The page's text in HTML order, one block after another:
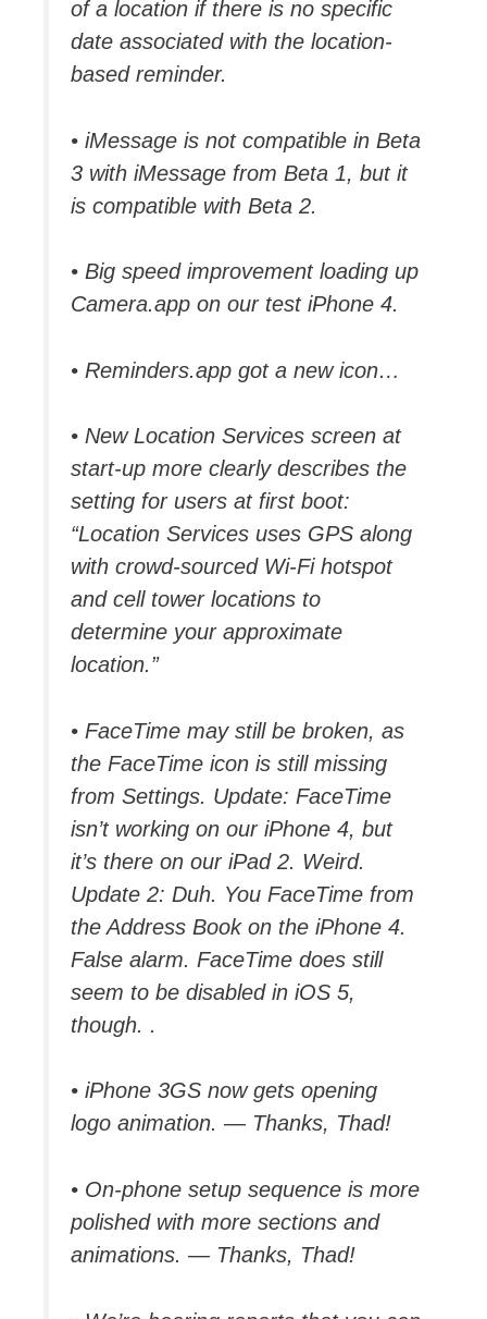
of a location if there is no specific
date associated with the location-
based reminder.
• iMessage is not compatible in Beta
3 with iMessage from Beta 1, but it
is compatible with Beta 2.
• Big speed improvement loading up
Camera.app on our test iPhone 4.
• Reminders.app got a new icon…
• New Location Services screen at
start-up more clearly describes the
setting for users at first boot:
“Location Services uses GPS along
with crowd-sourced Wi-Fi hotspot
and cell tower locations to
determine your approximate
location.”
• FaceTime may still be broken, as
the FaceTime icon is still missing
from Settings. Update: FaceTime
isn’t working on our iPhone 4, but
it’s there on our iPad 2. Weird.
Update 2: Duh. You FaceTime from
the Address Book on the iPhone 4.
False alarm. FaceTime does still
seem to be disabled in iOS 5,
though. .
• iPhone 3GS now gets opening
logo animation. — Thanks, Thad!
• On-phone setup sequence is more
polished with more sections and
animations. — Thanks, Thad!